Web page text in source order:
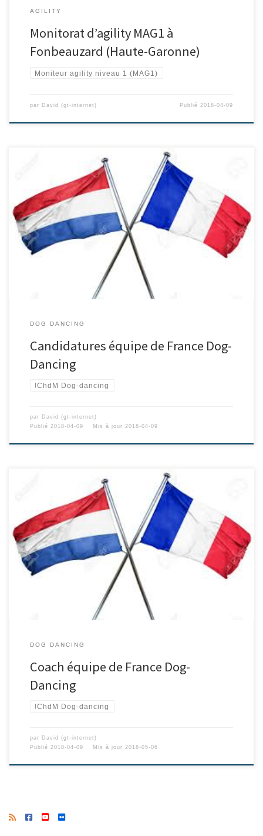
AGILITY
Monitorat d’agility MAG1 à
Fonbeauzard (Haute-Garonne)
Moniteur agility niveau 1 (MAG1)
par David (gt-internet) Publié 2018-04-09
DOG DANCING
Candidatures équipe de France Dog-
Dancing
!ChdM Dog-dancing
par David (gt-internet)
Publié 2018-04-09 Mis à jour 2018-04-09
DOG DANCING
Coach équipe de France Dog-
Dancing
!ChdM Dog-dancing
par David (gt-internet)
Publié 2018-04-09 Mis à jour 2018-05-06